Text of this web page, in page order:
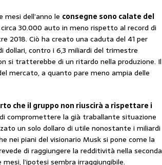
dell’anno le consegne sono calate del
30.000 auto in meno rispetto al record di
2018. Ciò ha creato una caduta del 41 per
contro i 6,3 miliardi del trimestre
si tratterebbe di un ritardo nella produzione. Il
mercato, a quanto pare meno ampia delle
che il gruppo non riuscirà a rispettare i
compromettere la già traballante situazione
un solo dollaro di utile nonostante i miliardi
nei piani del visionario Musk si pone come la
di raggiungere la redditività nella seconda
l’ipotesi sembra irraggiungibile.